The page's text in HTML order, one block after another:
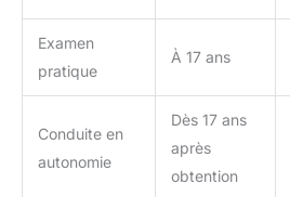
Examen
pratique
À 17 ans
Conduite en
autonomie
Dès 17 ans
après
obtention